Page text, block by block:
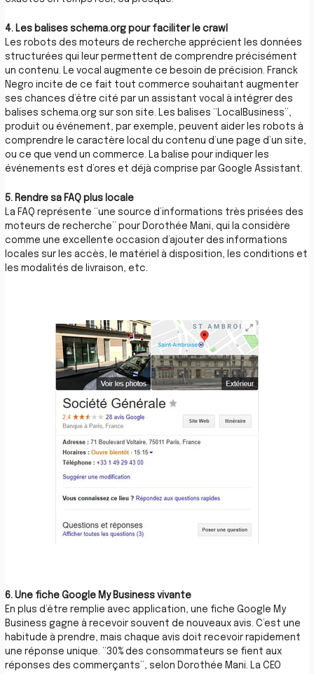
4. Les balises schema.org pour faciliter le crawl
Les robots des moteurs de recherche apprécient les données
structurées qui leur permettent de comprendre précisément
un contenu. Le vocal augmente ce besoin de précision. Franck
Negro incite de ce fait tout commerce souhaitant augmenter
ses chances d’être cité par un assistant vocal à intégrer des
balises schema.org sur son site. Les balises “LocalBusiness”,
produit ou événement, par exemple, peuvent aider les robots à
comprendre le caractère local du contenu d’une page d’un site,
ou ce que vend un commerce. La balise pour indiquer les
événements est d’ores et déjà comprise par Google Assistant.
5. Rendre sa FAQ plus locale
La FAQ représente “une source d’informations très prisées des
moteurs de recherche” pour Dorothée Mani, qui la considère
comme une excellente occasion d’ajouter des informations
locales sur les accès, le matériel à disposition, les conditions et
les modalités de livraison, etc.
6. Une fiche Google My Business vivante
En plus d’être remplie avec application, une fiche Google My
Business gagne à recevoir souvent de nouveaux avis. C’est une
habitude à prendre, mais chaque avis doit recevoir rapidement
une réponse unique. “30% des consommateurs se fient aux
réponses des commerçants”, selon Dorothée Mani. La CEO